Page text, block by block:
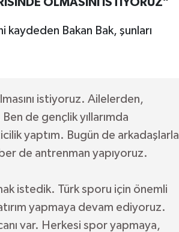
kaydeden Bakan Bak, şunları
istiyoruz. Ailelerden,
de gençlik yıllarımda
yaptım. Bugün de arkadaşlarla
de antrenman yapıyoruz.
istedik. Türk sporu için önemli
yapmaya devam ediyoruz.
var. Herkesi spor yapmaya,